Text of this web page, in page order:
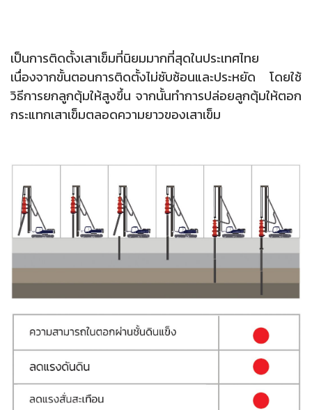
เป็นการติดตั้งเสาเข็มที่นิยมมากที่สุดในประเทศไทย
เนื่องจากขั้นตอนการติดตั้งไม่ซับซ้อนและประหยัด โดยใช้
วิธีการยกลูกตุ้มให้สูงขึ้น จากนั้นทำการปล่อยลูกตุ้มให้ตอก
กระแทกเสาเข็มตลอดความยาวของเสาเข็ม